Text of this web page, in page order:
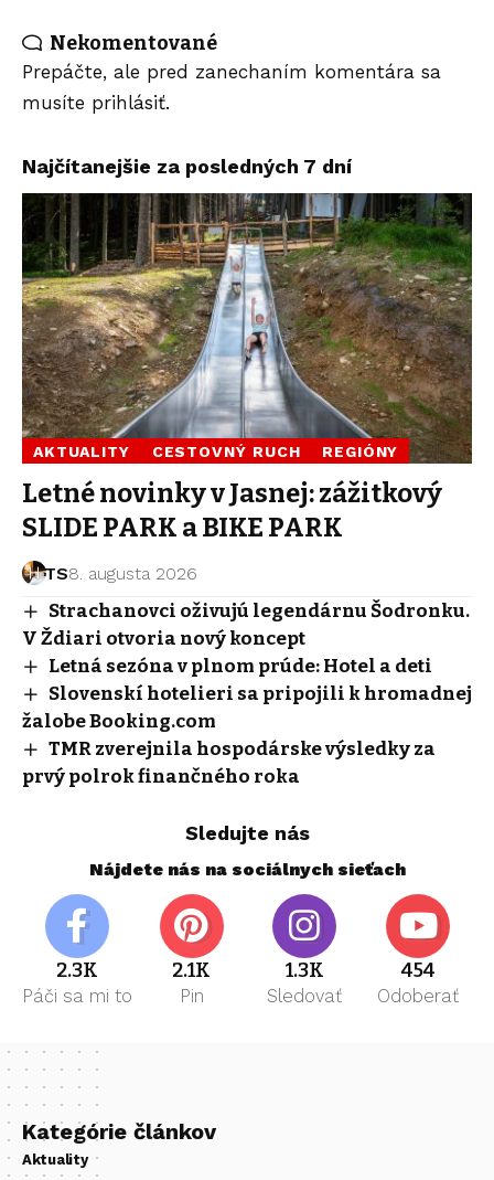
Nekomentované
Prepáčte, ale pred zanechaním komentára sa
musíte prihlásiť.
Najčítanejšie za posledných 7 dní
AKTUALITY CESTOVNÝ RUCH REGIÓNY
Letné novinky v Jasnej: zážitkový
SLIDE PARK a BIKE PARK
TS8. augusta 2026
Strachanovci oživujú legendárnu Šodronku.
V Ždiari otvoria nový koncept
Letná sezóna v plnom prúde: Hotel a deti
Slovenskí hotelieri sa pripojili k hromadnej
žalobe Booking.com
TMR zverejnila hospodárske výsledky za
prvý polrok finančného roka
Sledujte nás
Nájdete nás na sociálnych sieťach
2.3K
Páči sa mi to
2.1K
Pin
1.3K
Sledovať
454
Odoberať
Kategórie článkov
Aktuality